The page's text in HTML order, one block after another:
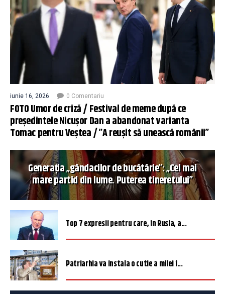
iunie 16, 2026 0 Comentariu
FOTO Umor de criză / Festival de meme după ce
președintele Nicușor Dan a abandonat varianta
Tomac pentru Veștea / ”A reușit să unească românii”
Generația „gândacilor de bucătărie”: „Cel mai
mare partid din lume. Puterea tineretului”
Top 7 expresii pentru care, în Rusia, a...
Patriarhia va instala o cutie a milei î...